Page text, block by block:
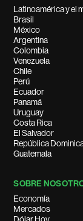
Latinoamérica y el
Brasil
México
Argentina
Colombia
Venezuela
Chile
Perú
Ecuador
Panamá
Uruguay
Costa Rica
El Salvador
República
Guatemala
SOBRE
Economía
Mercados